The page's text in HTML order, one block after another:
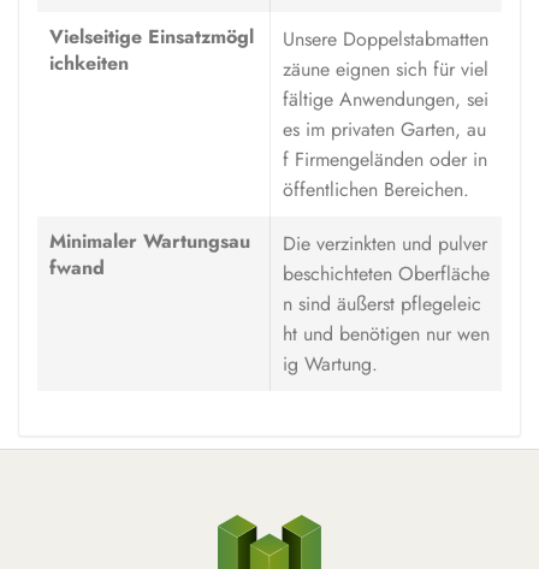
Vielseitige Einsatzmögl
ichkeiten
Unsere Doppelstabmatten
zäune eignen sich für viel
fältige Anwendungen, sei
es im privaten Garten, au
f Firmengeländen oder in
öffentlichen Bereichen.
Minimaler Wartungsau
fwand
Die verzinkten und pulver
beschichteten Oberfläche
n sind äußerst pflegeleic
ht und benötigen nur wen
ig Wartung.